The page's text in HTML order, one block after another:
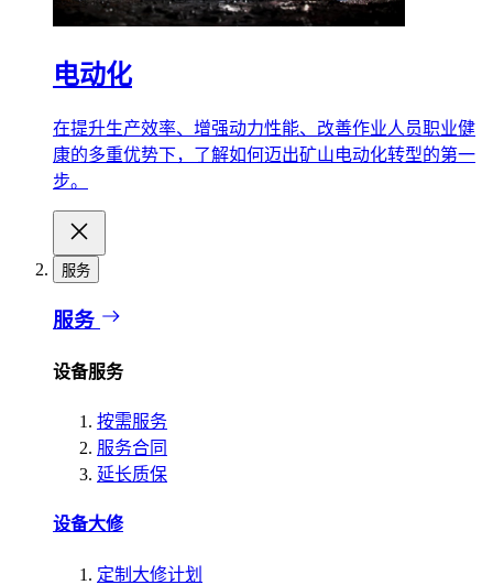
电动化
在提升生产效率、增强动力性能、改善作业人员职业健
康的多重优势下，了解如何迈出矿山电动化转型的第一
步。
服务
服务
设备服务
按需服务
服务合同
延长质保
设备大修
定制大修计划